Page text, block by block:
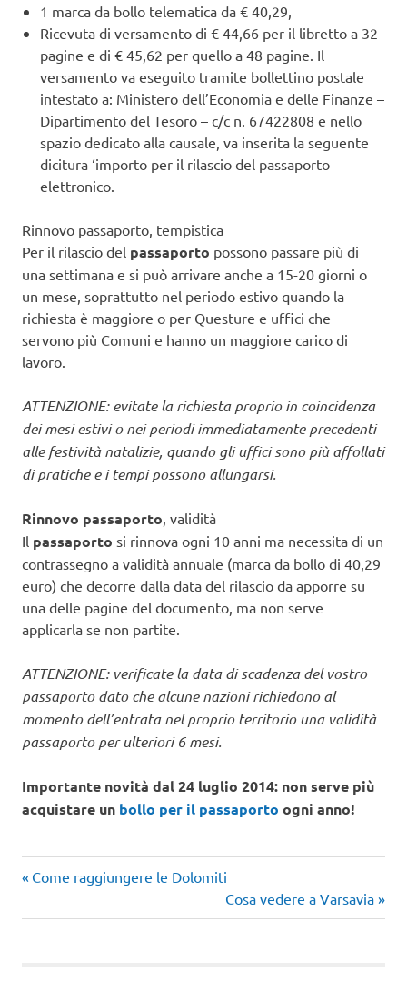
1 marca da bollo telematica da € 40,29,
Ricevuta di versamento di € 44,66 per il libretto a 32
pagine e di € 45,62 per quello a 48 pagine. Il
versamento va eseguito tramite bollettino postale
intestato a: Ministero dell’Economia e delle Finanze –
Dipartimento del Tesoro – c/c n. 67422808 e nello
spazio dedicato alla causale, va inserita la seguente
dicitura ‘importo per il rilascio del passaporto
elettronico.
Rinnovo passaporto, tempistica
Per il rilascio del passaporto possono passare più di
una settimana e si può arrivare anche a 15-20 giorni o
un mese, soprattutto nel periodo estivo quando la
richiesta è maggiore o per Questure e uffici che
servono più Comuni e hanno un maggiore carico di
lavoro.
ATTENZIONE: evitate la richiesta proprio in coincidenza
dei mesi estivi o nei periodi immediatamente precedenti
alle festività natalizie, quando gli uffici sono più affollati
di pratiche e i tempi possono allungarsi.
Rinnovo passaporto , validità
Il passaporto si rinnova ogni 10 anni ma necessita di un
contrassegno a validità annuale (marca da bollo di 40,29
euro) che decorre dalla data del rilascio da apporre su
una delle pagine del documento, ma non serve
applicarla se non partite.
ATTENZIONE: verificate la data di scadenza del vostro
passaporto dato che alcune nazioni richiedono al
momento dell’entrata nel proprio territorio una validità
passaporto per ulteriori 6 mesi.
Importante novità dal 24 luglio 2014: non serve più
acquistare un bollo per il passaporto ogni anno!
Navigazione
articoli
Articolo
Come raggiungere le Dolomiti
Articolo
successivo:
Cosa vedere a Varsavia